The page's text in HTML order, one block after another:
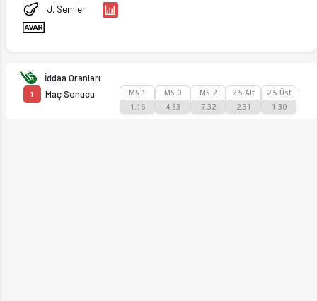
J. Semler
İddaa Oranları
1 Maç Sonucu
MS 1
1.16
MS 0
4.83
MS 2
7.32
2.5 Alt
2.31
2.5 Üst
1.30